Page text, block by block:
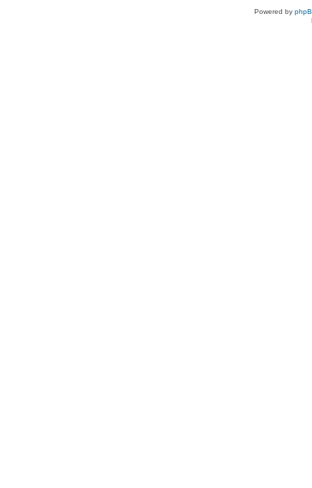
Powered by